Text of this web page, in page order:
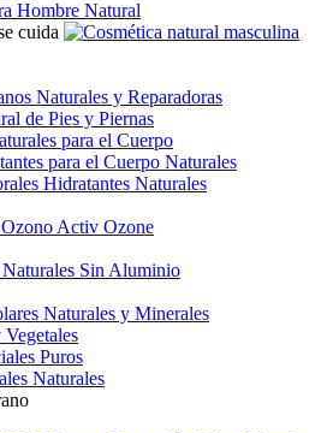
Hombre Natural
cuida
Naturales y Reparadoras
de Pies y Piernas
para el Cuerpo
para el Cuerpo Naturales
Hidratantes Naturales
Activ Ozone
Naturales Sin Aluminio
Naturales y Minerales
Puros
Naturales